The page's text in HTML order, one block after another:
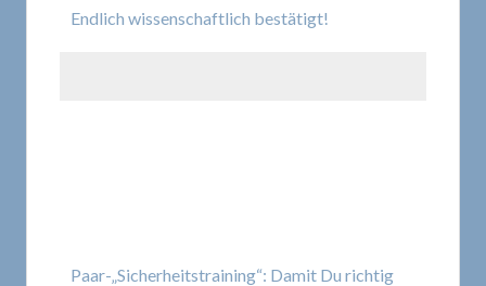
Endlich wissenschaftlich bestätigt!
Paar-„Sicherheitstraining“: Damit Du richtig